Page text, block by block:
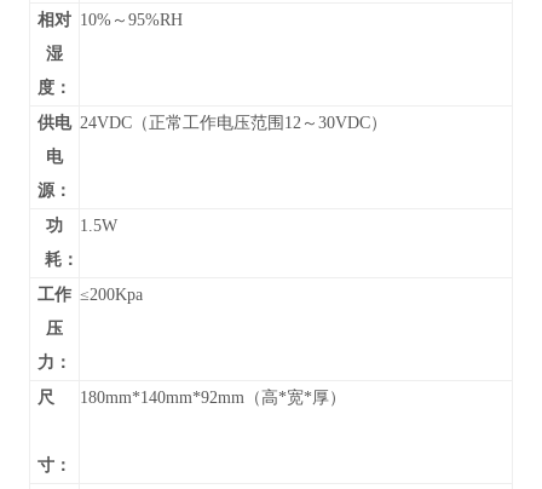
相对
湿
度：
10%～95%RH
供电
电
源：
24VDC（正常工作电压范围12～30VDC）
功
耗：
1.5W
工作
压
力：
≤200Kpa
尺
寸：
180mm*140mm*92mm（高*宽*厚）